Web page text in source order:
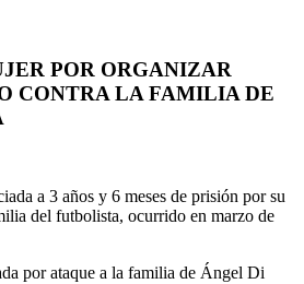
POR ORGANIZAR
CONTRA LA FAMILIA DE
a 3 años y 6 meses de prisión por su
del futbolista, ocurrido en marzo de